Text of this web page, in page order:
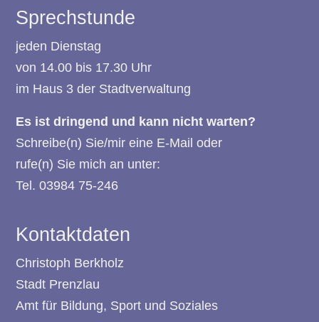
Sprechstunde
jeden Dienstag
von 14.00 bis 17.30 Uhr
im Haus 3 der Stadtverwaltung
Es ist dringend und kann nicht warten?
Schreibe(n) Sie/mir eine E-Mail oder
rufe(n) Sie mich an unter:
Tel. 03984 75-246
Kontaktdaten
Christoph Berkholz
Stadt Prenzlau
Amt für Bildung, Sport und Soziales